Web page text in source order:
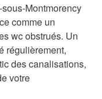
Montmorency
comme un
wc obstrués. Un
régulièrement,
des canalisations,
votre